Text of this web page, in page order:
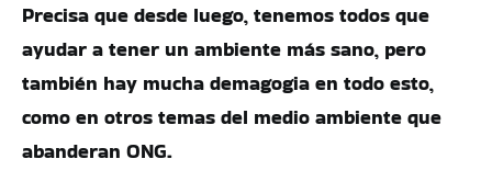
Precisa que desde luego, tenemos todos que
ayudar a tener un ambiente más sano, pero
también hay mucha demagogia en todo esto,
como en otros temas del medio ambiente que
abanderan ONG.